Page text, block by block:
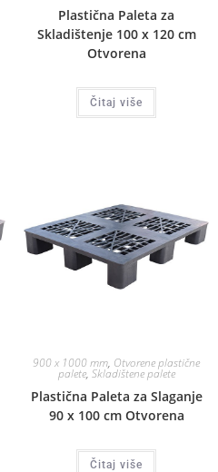
Plastična Paleta za
Skladištenje 100 x 120 cm
Otvorena
Čitaj više
900 x 1000 mm, Otvorene plastične
palete, Skladištene palete
Plastična Paleta za Slaganje
90 x 100 cm Otvorena
Čitaj više